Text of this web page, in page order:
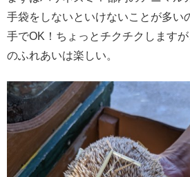
手袋をしないといけないことが多い
手でOK！ちょっとチクチクします
のふれあいは楽しい。